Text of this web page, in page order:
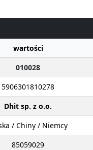
wartości
010028
5906301810278
Dhit sp. z o.o.
/ Chiny / Niemcy
85059029